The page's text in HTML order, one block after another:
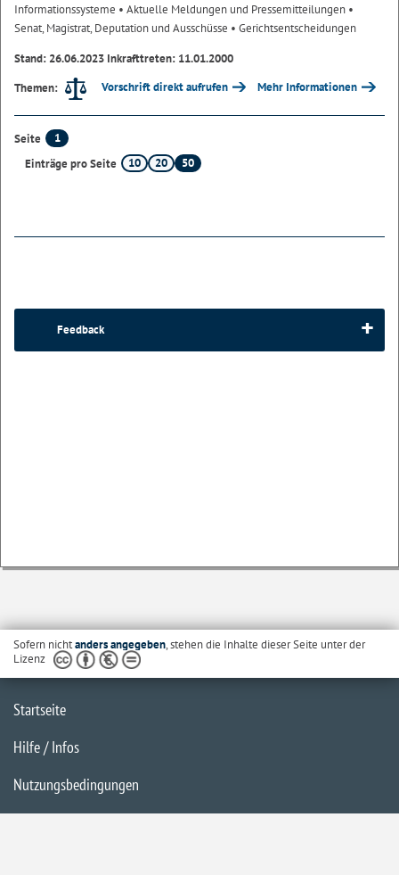
Informationssysteme • Aktuelle Meldungen und Pressemitteilungen •
Senat, Magistrat, Deputation und Ausschüsse • Gerichtsentscheidungen
Stand: 26.06.2023 Inkrafttreten: 11.01.2000
Themen:
Vorschrift direkt aufrufen Mehr Informationen
Seite
1
Einträge pro Seite
10 20 50
Feedback
Sofern nichtanders angegeben, stehen die Inhalte dieser Seite unter der
Lizenz
Startseite
Hilfe / Infos
Nutzungsbedingungen